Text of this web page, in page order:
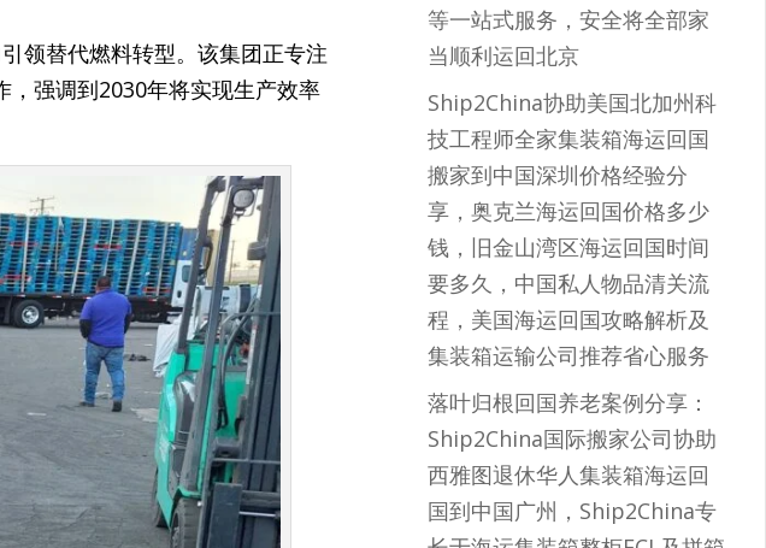
领替代燃料转型。该集团正专注
强调到2030年将实现生产效率
等一站式服务，安全将全部家
当顺利运回北京
Ship2China协助美国北加州科
技工程师全家集装箱海运回国
搬家到中国深圳价格经验分
享，奥克兰海运回国价格多少
钱，旧金山湾区海运回国时间
要多久，中国私人物品清关流
程，美国海运回国攻略解析及
集装箱运输公司推荐省心服务
落叶归根回国养老案例分享：
Ship2China国际搬家公司协助
西雅图退休华人集装箱海运回
国到中国广州，Ship2China专